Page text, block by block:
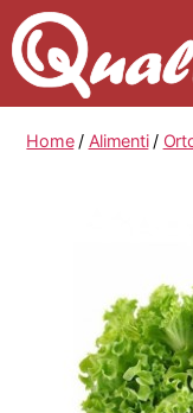
Home/ Alimenti/